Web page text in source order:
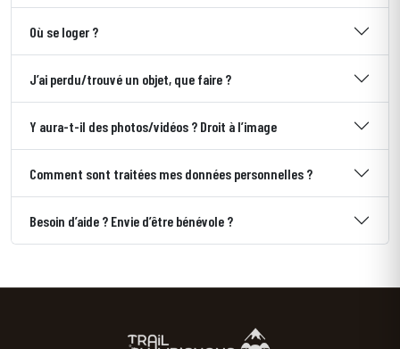
Où se loger ?
J’ai perdu/trouvé un objet, que faire ?
Y aura-t-il des photos/vidéos ? Droit à l’image
Comment sont traitées mes données personnelles ?
Besoin d’aide ? Envie d’être bénévole ?